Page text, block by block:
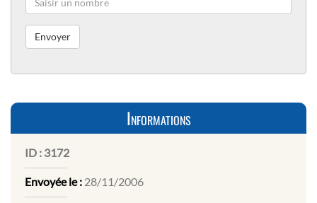
Informations
ID : 3172
Envoyée le : 28/11/2006